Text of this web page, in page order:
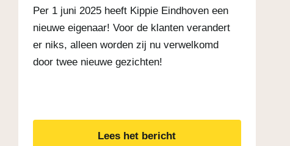
Per 1 juni 2025 heeft Kippie Eindhoven een
nieuwe eigenaar! Voor de klanten verandert
er niks, alleen worden zij nu verwelkomd
door twee nieuwe gezichten!
Lees het bericht